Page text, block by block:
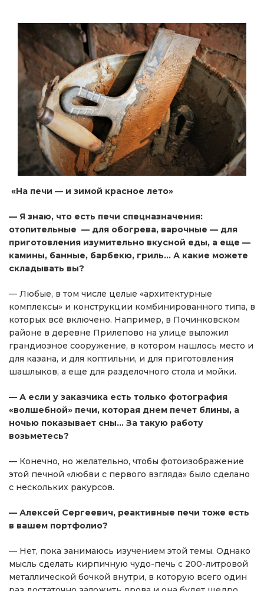
«На печи — и зимой красное лето»
— Я знаю, что есть печи спецназначения:
отопительные — для обогрева, варочные — для
приготовления изумительно вкусной еды, а еще —
камины, банные, барбекю, гриль… А какие можете
складывать вы?
— Любые, в том числе целые «архитектурные
комплексы» и конструкции комбинированного типа, в
которых всё включено. Например, в Починковском
районе в деревне Прилепово на улице выложил
грандиозное сооружение, в котором нашлось место и
для казана, и для коптильни, и для приготовления
шашлыков, а еще для разделочного стола и мойки.
— А если у заказчика есть только фотография
«волшебной» печи, которая днем печет блины, а
ночью показывает сны… За такую работу
возьметесь?
— Конечно, но желательно, чтобы фотоизображение
этой печной «любви с первого взгляда» было сделано
с нескольких ракурсов.
— Алексей Сергеевич, реактивные печи тоже есть
в вашем портфолио?
— Нет, пока занимаюсь изучением этой темы. Однако
мысль сделать кирпичную чудо-печь с 200-литровой
металлической бочкой внутри, в которую всего один